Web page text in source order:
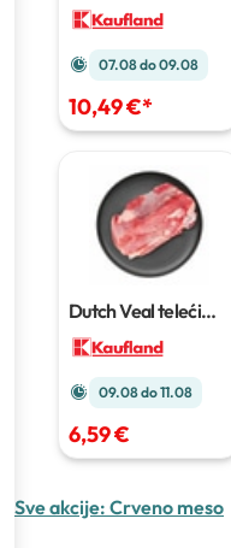
07.08 do 09.08
10,49 €*
Dutch Veal teleći
09.08 do 11.08
6,59 €
Sve akcije: Crveno meso